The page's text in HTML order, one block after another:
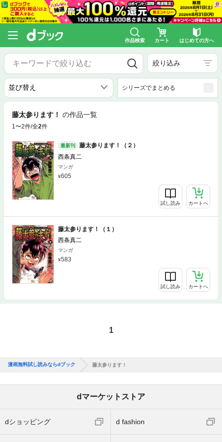
作品検索 カート はじめての方へ
絞り込み
シリーズでまとめる
藤太参ります！ の作品一覧
1〜2件/全2件
最新刊
藤太参ります！（２）
西条真二
マンガ
605
試し読み カートへ
藤太参ります！（１）
西条真二
マンガ
583
試し読み カートへ
1
漫画無料試し読みならdブック 藤太参ります！
dマーケットストア
dショッピング d fashion